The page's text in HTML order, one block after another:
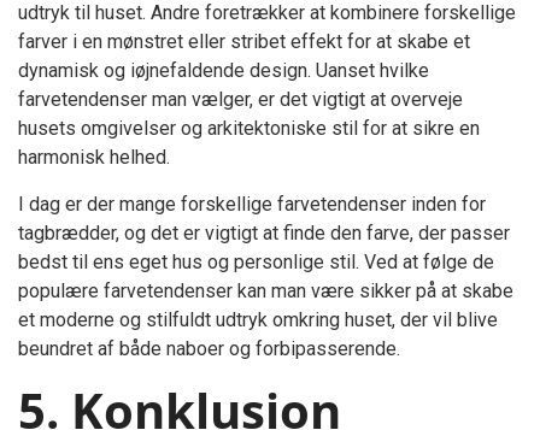
udtryk til huset. Andre foretrækker at kombinere forskellige
farver i en mønstret eller stribet effekt for at skabe et
dynamisk og iøjnefaldende design. Uanset hvilke
farvetendenser man vælger, er det vigtigt at overveje
husets omgivelser og arkitektoniske stil for at sikre en
harmonisk helhed.
I dag er der mange forskellige farvetendenser inden for
tagbrædder, og det er vigtigt at finde den farve, der passer
bedst til ens eget hus og personlige stil. Ved at følge de
populære farvetendenser kan man være sikker på at skabe
et moderne og stilfuldt udtryk omkring huset, der vil blive
beundret af både naboer og forbipasserende.
5. Konklusion